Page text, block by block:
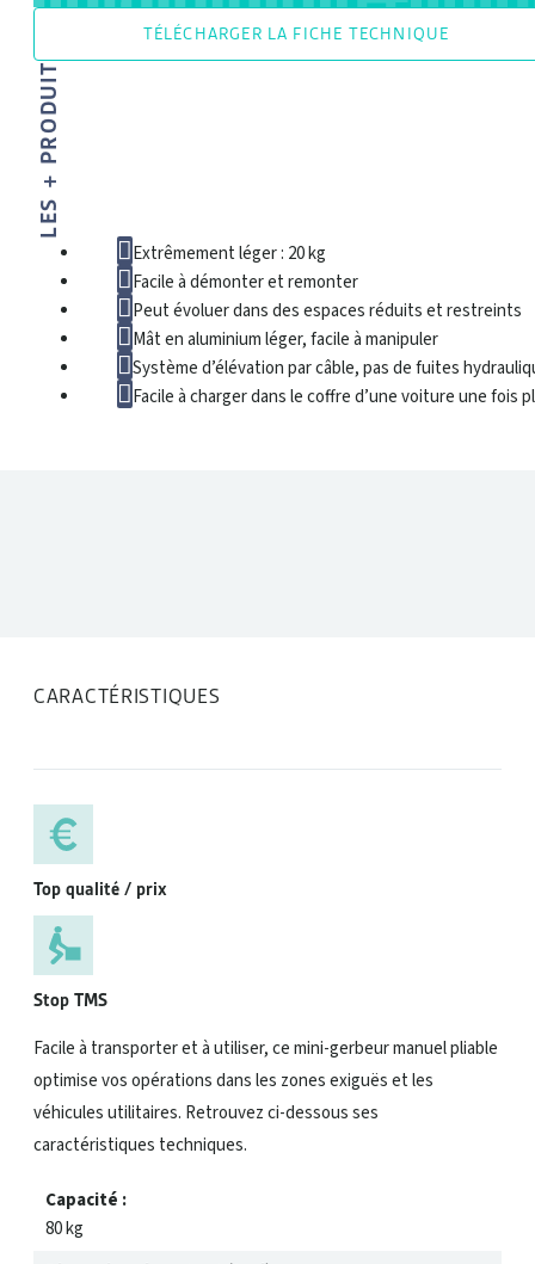
TÉLÉCHARGER LA FICHE TECHNIQUE
LES + PRODUIT
Extrêmement léger : 20 kg
Facile à démonter et remonter
Peut évoluer dans des espaces réduits et restreints
Mât en aluminium léger, facile à manipuler
Système d’élévation par câble, pas de fuites
Facile à charger dans le coffre d’une voiture une fois
CARACTÉRISTIQUES
Top qualité / prix
Stop TMS
Facile à transporter et à utiliser, ce mini-gerbeur manuel pliable
optimise vos opérations dans les zones exiguës et les
véhicules utilitaires. Retrouvez ci-dessous ses
caractéristiques techniques.
Capacité :
80 kg